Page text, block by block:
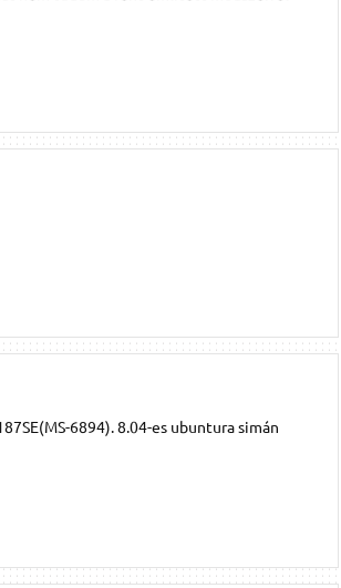
6894). 8.04-es ubuntura simán